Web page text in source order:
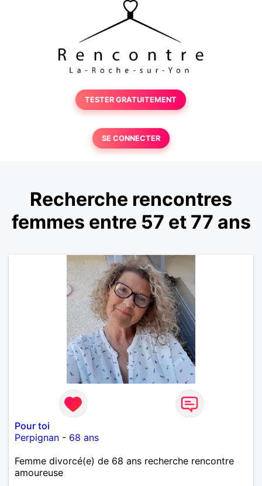
TESTER GRATUITEMENT
SE CONNECTER
Recherche rencontres
femmes entre 57 et 77 ans
Pour toi
Perpignan - 68 ans
Femme divorcé(e) de 68 ans recherche rencontre
amoureuse